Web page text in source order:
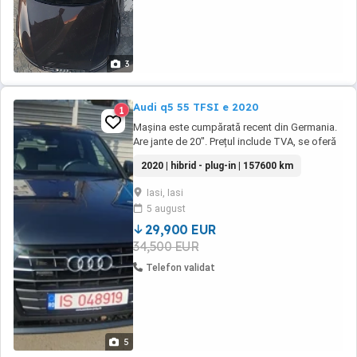
3
5
1 Audi q5 55 TFSI e 2020
Mașina este cumpărată recent din Germania.
Are jante de 20". Prețul include TVA, se oferă
2020 | hibrid - plug-in | 157600 km
Iasi, Iasi
5 august
29,900 EUR
34,500 EUR
Telefon validat